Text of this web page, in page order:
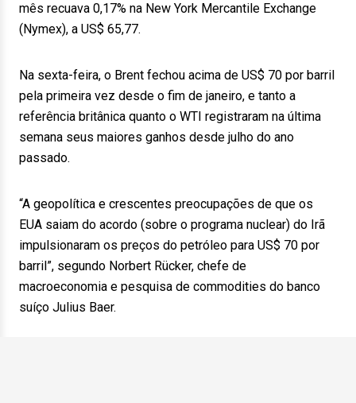
mês recuava 0,17% na New York Mercantile Exchange
(Nymex), a US$ 65,77.
Na sexta-feira, o Brent fechou acima de US$ 70 por barril
pela primeira vez desde o fim de janeiro, e tanto a
referência britânica quanto o WTI registraram na última
semana seus maiores ganhos desde julho do ano
passado.
“A geopolítica e crescentes preocupações de que os
EUA saiam do acordo (sobre o programa nuclear) do Irã
impulsionaram os preços do petróleo para US$ 70 por
barril”, segundo Norbert Rücker, chefe de
macroeconomia e pesquisa de commodities do banco
suíço Julius Baer.